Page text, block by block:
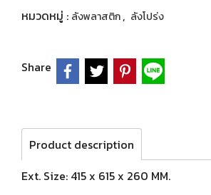
หมวดหมู่ : ลังพลาสติก, ลังโปร่ง
Share
Product description
Ext. Size: 415 x 615 x 260 MM.